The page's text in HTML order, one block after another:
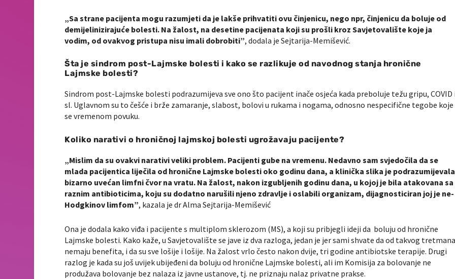
„Sa strane pacijenta mogu razumjeti da je lakše prihvatiti ovu činjenicu, nego npr, činjenicu da boluje od
demijelinizirajuće bolesti. Na žalost, na desetine pacijenata koji su prošli kroz Savjetovalište koje ja
vodim, od ovakvog pristupa nisu imali dobrobiti”, dodala je Sejtarija-Memišević.
Šta je sindrom post-Lajmske bolesti i kako se razlikuje od navodnog stanja hronične
Lajmske bolesti?
Sindrom post-Lajmske bolesti podrazumijeva sve ono što pacijent inače osjeća kada preboluje težu gripu, COVID
sl. Uglavnom su to češće i brže zamaranje, slabost, bolovi u rukama i nogama, odnosno nespecifične tegobe koje
se vremenom povuku.
Koliko narativi o hroničnoj lajmskoj bolesti ugrožavaju pacijente?
„Mislim da su ovakvi narativi veliki problem. Pacijenti gube na vremenu. Nedavno sam svjedočila da se
mlada pacijentica liječila od hronične Lajmske bolesti oko godinu dana, a klinička slika je podrazumijevala
bizarno uvećan limfni čvor na vratu. Na žalost, nakon izgubljenih godinu dana, u kojoj je bila atakovana sa
raznim antibioticima, koju su dodatno narušili njeno zdravlje i oslabili organizam, dijagnosticiran joj je ne-
Hodgkinov limfom”, kazala je dr Alma Sejtarija-Memišević
Ona je dodala kako viđa i pacijente s multiplom sklerozom (MS), a koji su pribjegli ideji da boluju od hronične
Lajmske bolesti. Kako kaže, u Savjetovalište se jave iz dva razloga, jedan je jer sami shvate da od takvog
nemaju benefita, i da su sve lošije i lošije. Na žalost vrlo često nakon dvije, tri godine antibiotske terapije. Drugi
razlog je kada su još uvijek ubijeđeni da boluju od hronične Lajmske bolesti, ali im Komisija za bolovanje ne
produžava bolovanje bez nalaza iz javne ustanove, tj. ne priznaju nalaz privatne prakse.